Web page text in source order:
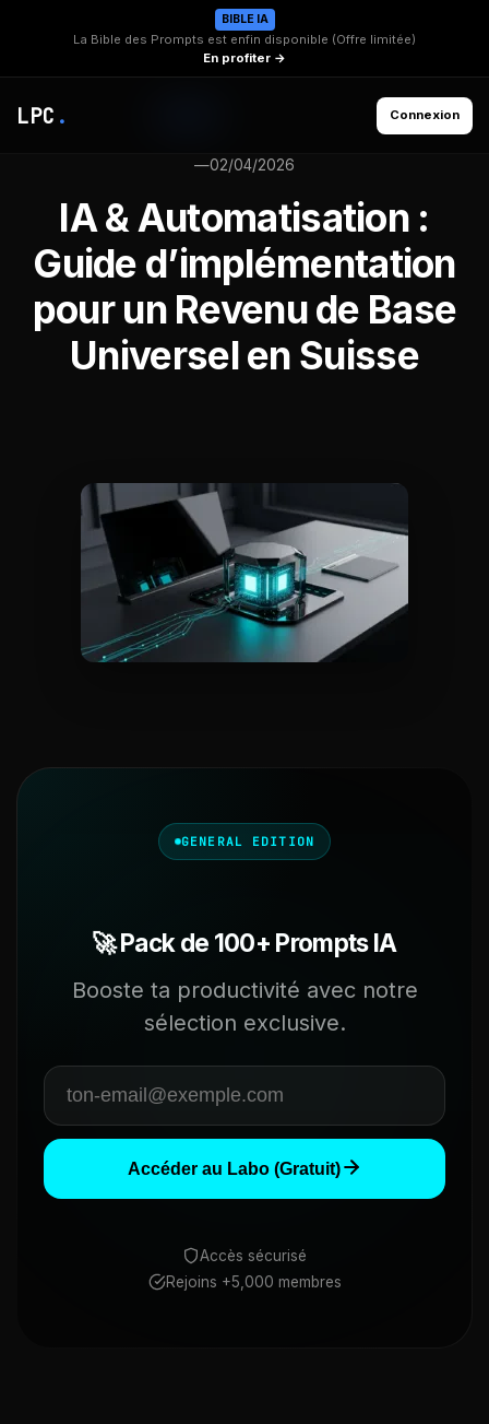
BIBLE IA
La Bible des Prompts est enfin disponible (Offre limitée)
En profiter →
LPC . Connexion
—02/04/2026
IA & Automatisation :
Guide d’implémentation
pour un Revenu de Base
Universel en Suisse
GENERAL EDITION
🚀 Pack de 100+ Prompts IA
Booste ta productivité avec notre
sélection exclusive.
Accéder au Labo (Gratuit)
Accès sécurisé
Rejoins +5,000 membres